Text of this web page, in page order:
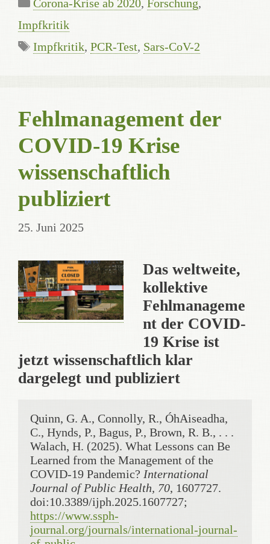
Corona-Krise ab 2020, Forschung,
Impfkritik
Tags
Impfkritik, PCR-Test, Sars-CoV-2
Fehlmanagement der
COVID-19 Krise
wissenschaftlich
publiziert
25. Juni 2025
Das weltweite,
kollektive
Fehlmanageme
nt der COVID-
19 Krise ist
jetzt wissenschaftlich klar
dargelegt und publiziert
Quinn, G. A., Connolly, R., ÓhAiseadha,
C., Hynds, P., Bagus, P., Brown, R. B., . . .
Walach, H. (2025). What Lessons can Be
Learned from the Management of the
COVID-19 Pandemic? International
Journal of Public Health, 70, 1607727.
https://www.ssph-
journal.org/journals/international-journal-